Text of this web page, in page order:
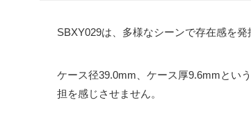
SBXY029は、多様なシーンで存在感を発
ケース径39.0mm、ケース厚9.6mmとい
担を感じさせません。